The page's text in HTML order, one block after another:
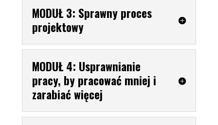
MODUŁ 3: Sprawny proces
projektowy
MODUŁ 4: Usprawnianie
pracy, by pracować mniej i
zarabiać więcej